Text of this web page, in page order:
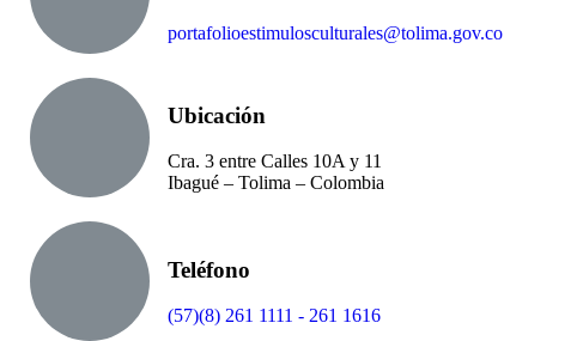
portafolioestimulosculturales@tolima.gov.co
Ubicación
Cra. 3 entre Calles 10A y 11
Ibagué – Tolima – Colombia
Teléfono
(57)(8) 261 1111 - 261 1616